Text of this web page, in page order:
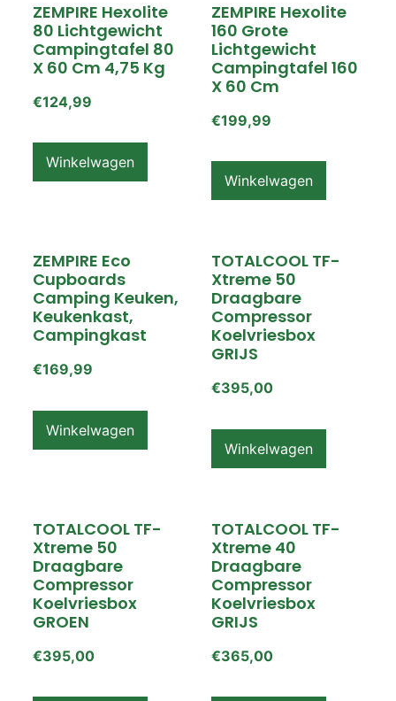
ZEMPIRE Hexolite
80 Lichtgewicht
Campingtafel 80
X 60 Cm 4,75 Kg
€124,99
Winkelwagen
ZEMPIRE Hexolite
160 Grote
Lichtgewicht
Campingtafel 160
X 60 Cm
€199,99
Winkelwagen
ZEMPIRE Eco
Cupboards
Camping Keuken,
Keukenkast,
Campingkast
€169,99
Winkelwagen
TOTALCOOL TF-
Xtreme 50
Draagbare
Compressor
Koelvriesbox
GRIJS
€395,00
Winkelwagen
TOTALCOOL TF-
Xtreme 50
Draagbare
Compressor
Koelvriesbox
GROEN
€395,00
TOTALCOOL TF-
Xtreme 40
Draagbare
Compressor
Koelvriesbox
GRIJS
€365,00